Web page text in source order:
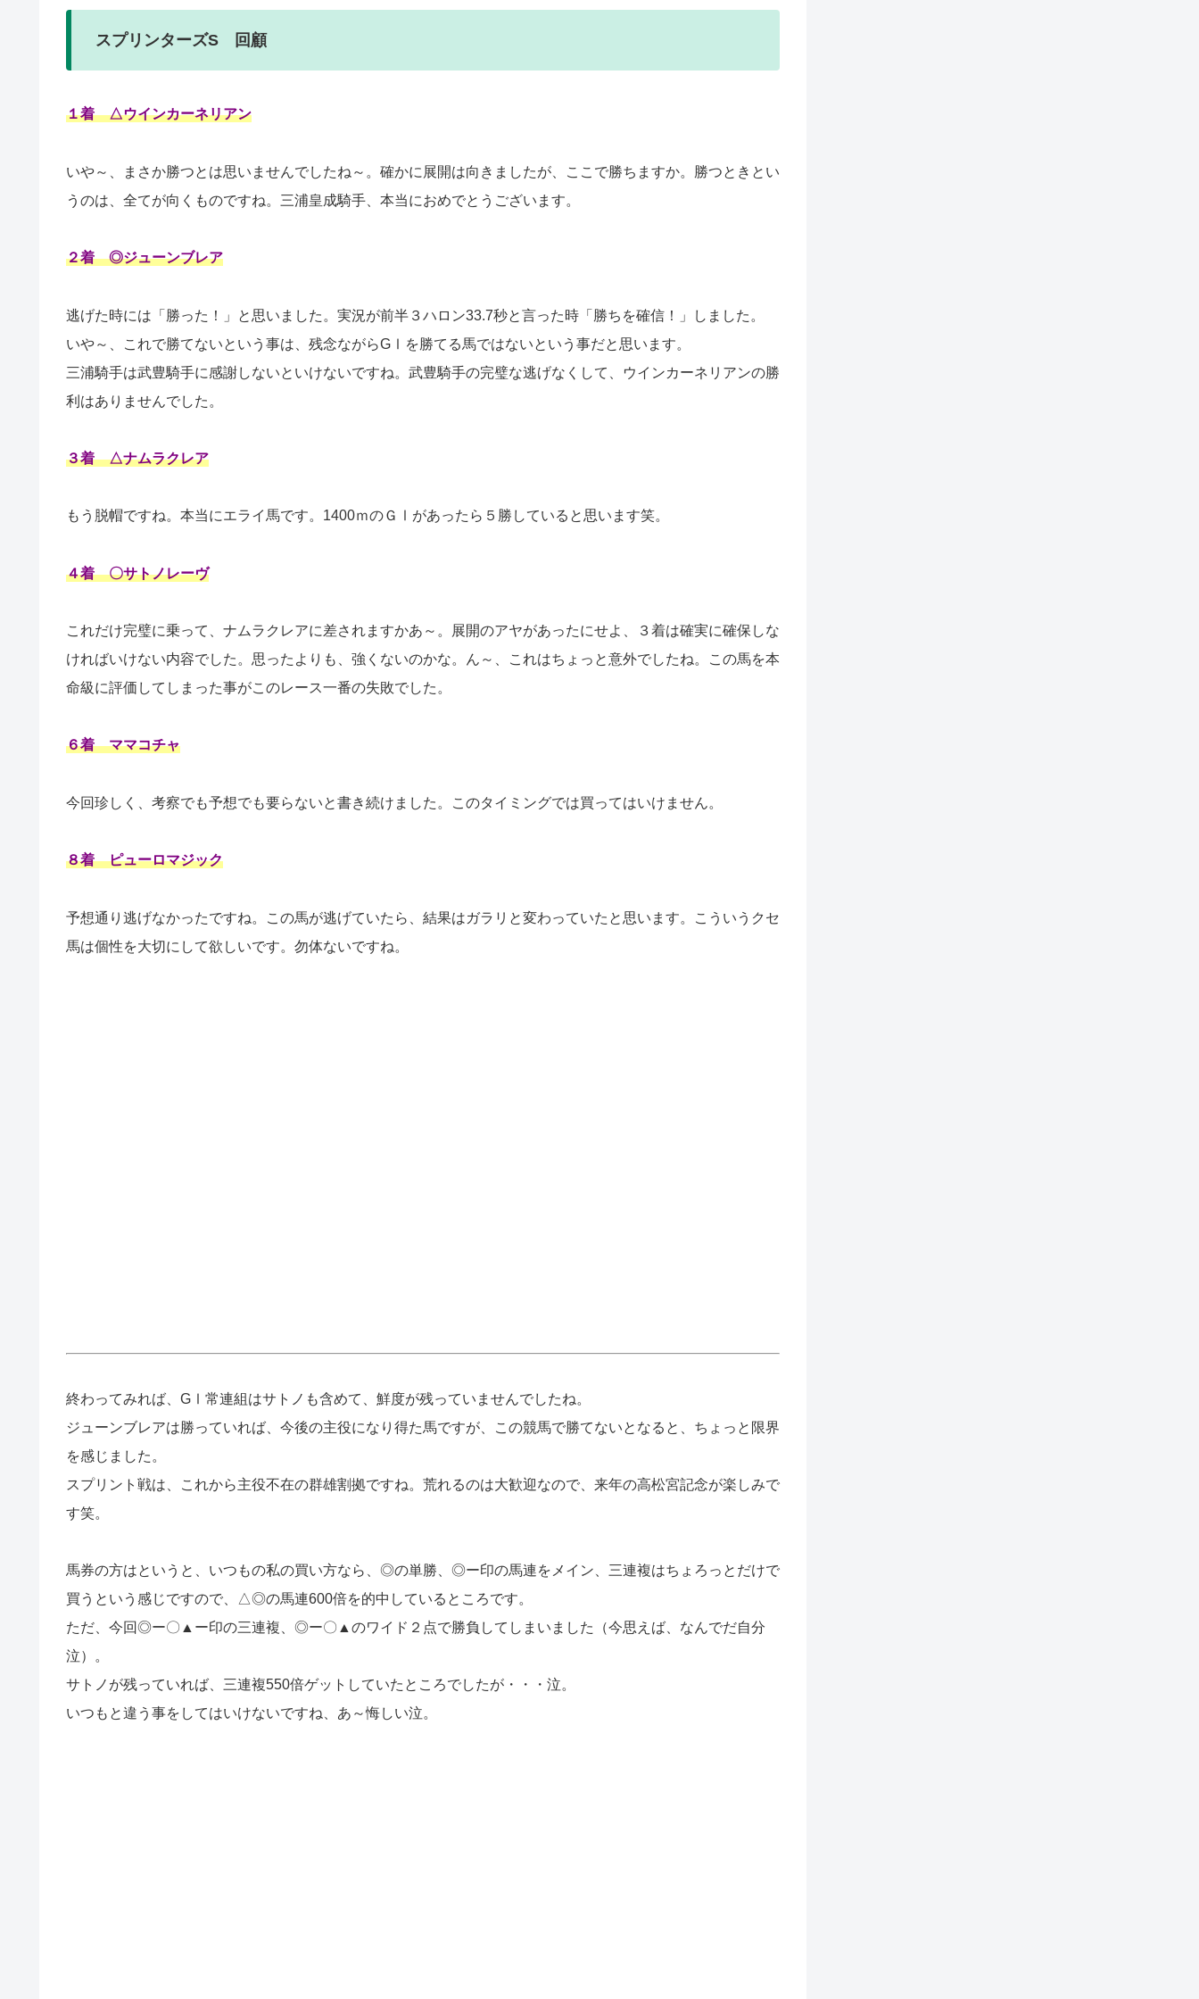
スプリンターズS 回顧
１着 △ウインカーネリアン
いや～、まさか勝つとは思いませんでしたね～。確かに展開は向きましたが、ここで勝ちますか。勝つときとい
うのは、全てが向くものですね。三浦皇成騎手、本当におめでとうございます。
２着 ◎ジューンブレア
逃げた時には「勝った！」と思いました。実況が前半３ハロン33.7秒と言った時「勝ちを確信！」しました。
いや～、これで勝てないという事は、残念ながらGⅠを勝てる馬ではないという事だと思います。
三浦騎手は武豊騎手に感謝しないといけないですね。武豊騎手の完璧な逃げなくして、ウインカーネリアンの勝
利はありませんでした。
３着 △ナムラクレア
もう脱帽ですね。本当にエライ馬です。1400ｍのＧⅠがあったら５勝していると思います笑。
４着 〇サトノレーヴ
これだけ完璧に乗って、ナムラクレアに差されますかあ～。展開のアヤがあったにせよ、３着は確実に確保しな
ければいけない内容でした。思ったよりも、強くないのかな。ん～、これはちょっと意外でしたね。この馬を本
命級に評価してしまった事がこのレース一番の失敗でした。
６着 ママコチャ
今回珍しく、考察でも予想でも要らないと書き続けました。このタイミングでは買ってはいけません。
８着 ピューロマジック
予想通り逃げなかったですね。この馬が逃げていたら、結果はガラリと変わっていたと思います。こういうクセ
馬は個性を大切にして欲しいです。勿体ないですね。
終わってみれば、GⅠ常連組はサトノも含めて、鮮度が残っていませんでしたね。
ジューンブレアは勝っていれば、今後の主役になり得た馬ですが、この競馬で勝てないとなると、ちょっと限界
を感じました。
スプリント戦は、これから主役不在の群雄割拠ですね。荒れるのは大歓迎なので、来年の高松宮記念が楽しみで
す笑。
馬券の方はというと、いつもの私の買い方なら、◎の単勝、◎ー印の馬連をメイン、三連複はちょろっとだけで
買うという感じですので、
△◎の馬連600倍を的中しているところです。
ただ、今回◎ー〇▲ー印の三連複、◎ー〇▲のワイド２点で勝負してしまいました（今思えば、なんでだ自分
泣）。
サトノが残っていれば、三連複550倍ゲットしていたところでしたが・・・泣。
いつもと違う事をしてはいけないですね、あ～悔しい泣。